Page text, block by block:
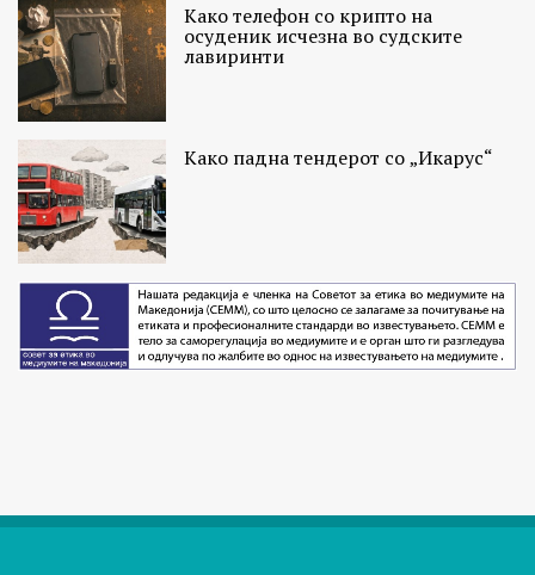
Како телефон со крипто на
осуденик исчезна во судските
лавиринти
Како падна тендерот со „Икарус“